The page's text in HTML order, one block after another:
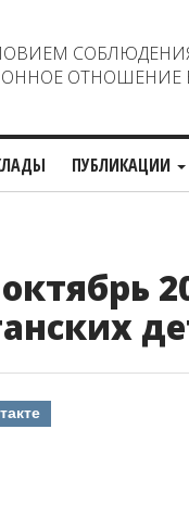
ОТНОШЕНИЕ
ПУБЛИКАЦИИ